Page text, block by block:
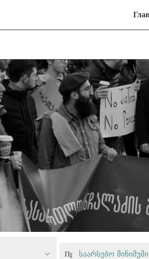
Правосудие и демократия
საარსებო მინიმუმი